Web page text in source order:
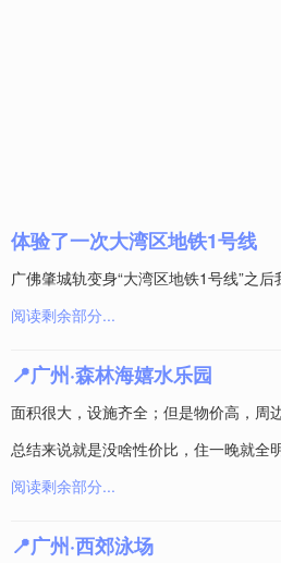
体验了一次大湾区地铁1号线
广佛肇城轨变身“大湾区地铁1号线”之后
阅读剩余部分...
📍广州·森林海嬉水乐园
面积很大，设施齐全；但是物价高，周
总结来说就是没啥性价比，住一晚就全明
阅读剩余部分...
📍广州·西郊泳场